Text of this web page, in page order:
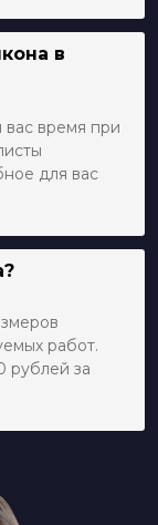
в
время при
для вас
работ.
рублей за